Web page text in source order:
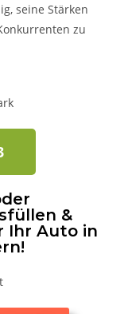
seine Stärken
zu
&
Ihr Auto in